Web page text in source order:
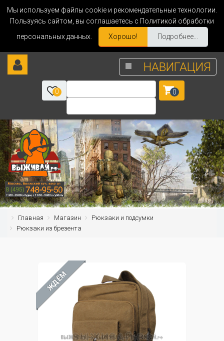
Мы используем файлы cookie и рекомендательные технологии.
Пользуясь сайтом, вы соглашаетесь с Политикой обработки
персональных данных.
Хорошо! Подробнее...
НАВИГАЦИЯ
0 0
Главная Магазин
Рюкзаки и подсумки
Рюкзаки из брезента
ЖДЁМ